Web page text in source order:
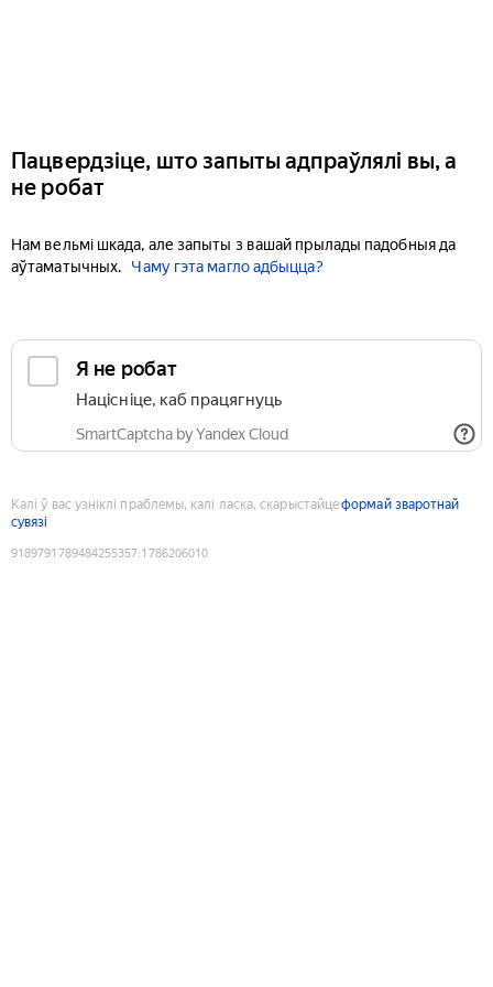
Пацвердзіце, што запыты адпраўлялі вы, а
не робат
Нам вельмі шкада, але запыты з вашай прылады падобныя да
аўтаматычных.
Чаму гэта магло адбыцца?
Я не робат
Націсніце, каб працягнуць
SmartCaptcha by Yandex Cloud
Калі ў вас узніклі праблемы, калі ласка, скарыстайцеформай зваротнай
сувязі
9189791789484255357:1786206010